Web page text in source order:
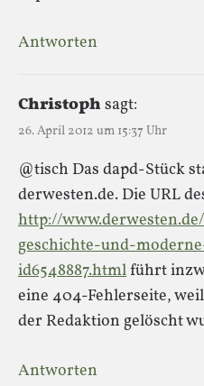
Antworten
Christoph sagt:
26. April 2012 um 15:37 Uhr
@tisch Das dapd-Stück
derwesten.de. Die URL
http://
geschichte-und-
id6548887.htmlführt
eine 404-Fehlerseite,
der Redaktion gelöscht
Antworten